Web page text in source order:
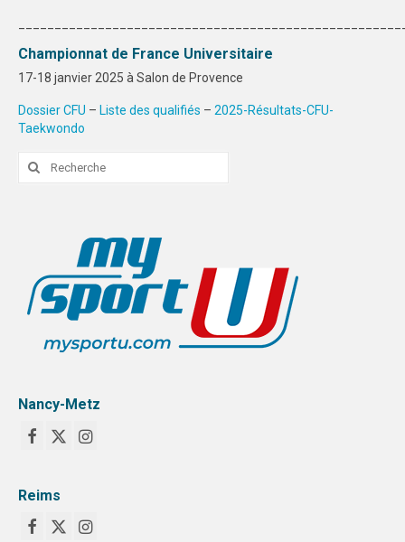
STRASBOURG
COMMUNICATION
PHOTOTHÈQUE
NANCY-METZ
STRASBOURG
VIDÉOTHÈQUE
LOGOTHÈQUE
AFFICHES
Championnat de France Universitaire
17-18 janvier 2025 à Salon de Provence
Dossier CFU – Liste des qualifiés – 2025-Résultats-CFU-
Taekwondo
Rechercher
Nancy-Metz
Reims